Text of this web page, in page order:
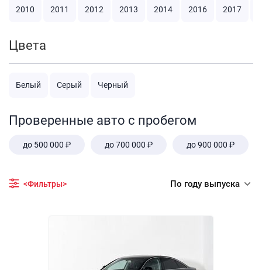
2010 2011 2012 2013 2014 2016 2017
Цвета
Белый Серый Черный
Проверенные авто с пробегом
до 500 000 ₽ до 700 000 ₽ до 900 000 ₽
<Фильтры> По году выпуска